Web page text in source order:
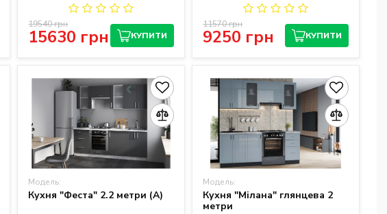
15630 грн
19540 грн
КУПИТИ
9250 грн
11570 грн
КУПИТИ
Модель:
Кухня "Феста" 2.2 метри (A)
Модель:
Кухня "Мілана" глянцева 2
метри